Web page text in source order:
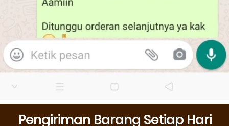
Pengiriman Barang Setiap Hari